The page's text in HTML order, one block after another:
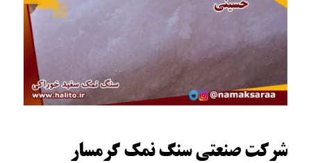
شرکت صنعتی سنگ نمک گرمسار